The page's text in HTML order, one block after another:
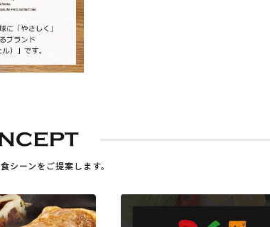
食シーンをご提案します。